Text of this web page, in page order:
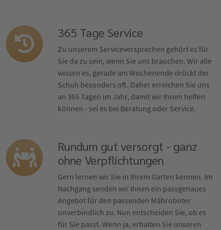
365 Tage Service
Zu unserem Serviceversprechen gehört es für
Sie da zu sein, wenn Sie uns brauchen. Wir alle
wissen es, gerade am Wochenende drückt der
Schuh besonders oft. Daher erreichen Sie uns
an 365 Tagen im Jahr, damit wir Ihnen helfen
können - sei es bei Beratung oder Service.
Rundum gut versorgt - ganz
ohne Verpflichtungen
Gern lernen wir Sie in Ihrem Garten kennen. Im
Nachgang senden wir Ihnen ein passgenaues
Angebot für den passenden Mähroboter
unverbindlich zu. Nun entscheiden Sie, ob es
für Sie passt. Wenn ja, erhalten Sie unseren